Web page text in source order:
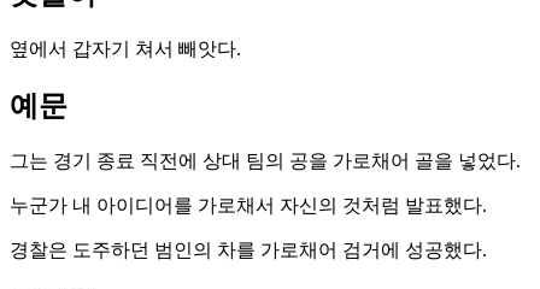
옆에서 갑자기 쳐서 빼앗다.
예문
그는 경기 종료 직전에 상대 팀의 공을 가로채어 골을 넣었다.
누군가 내 아이디어를 가로채서 자신의 것처럼 발표했다.
경찰은 도주하던 범인의 차를 가로채어 검거에 성공했다.